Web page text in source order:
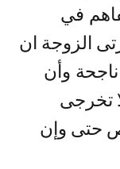
في
الزوجة ان
وأن
تخرجى
حتى وإن